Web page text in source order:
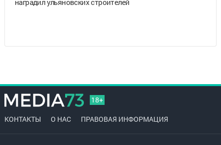
18+
КОНТАКТЫ О НАС ПРАВОВАЯ ИНФОРМАЦИЯ